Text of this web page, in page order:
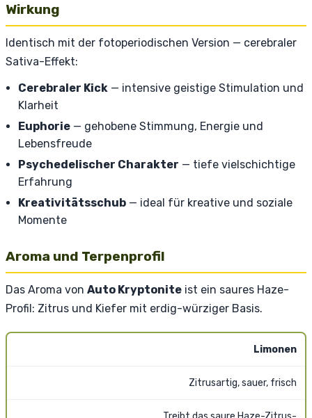
Wirkung
Identisch mit der fotoperiodischen Version — cerebraler
Sativa-Effekt:
Cerebraler Kick — intensive geistige Stimulation und
Klarheit
Euphorie — gehobene Stimmung, Energie und
Lebensfreude
Psychedelischer Charakter — tiefe vielschichtige
Erfahrung
Kreativitätsschub — ideal für kreative und soziale
Momente
Aroma und Terpenprofil
Das Aroma von Auto Kryptonite ist ein saures Haze-
Profil: Zitrus und Kiefer mit erdig-würziger Basis.
Limonen
Zitrusartig, sauer, frisch